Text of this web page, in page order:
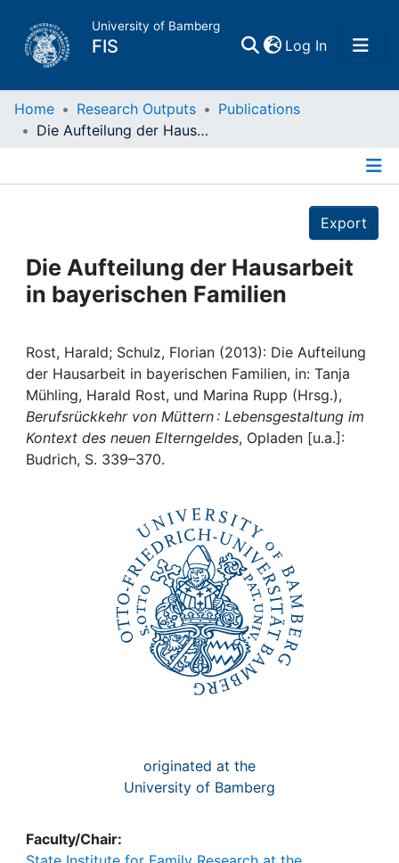
University of Bamberg
FIS Log In(current)
Home
Projects
People
Institutions
Awards
My FIS
Home Research Outputs
Publications
Die Aufteilung der Hausarbeit in bayerischen Familien
Export
Die Aufteilung der Hausarbeit
in bayerischen Familien
Rost, Harald; Schulz, Florian (2013): Die Aufteilung
der Hausarbeit in bayerischen Familien, in: Tanja
Mühling, Harald Rost, und Marina Rupp (Hrsg.),
Berufsrückkehr von Müttern : Lebensgestaltung im
Kontext des neuen Elterngeldes, Opladen [u.a.]:
Budrich, S. 339–370.
originated at the
University of Bamberg
Faculty/Chair: